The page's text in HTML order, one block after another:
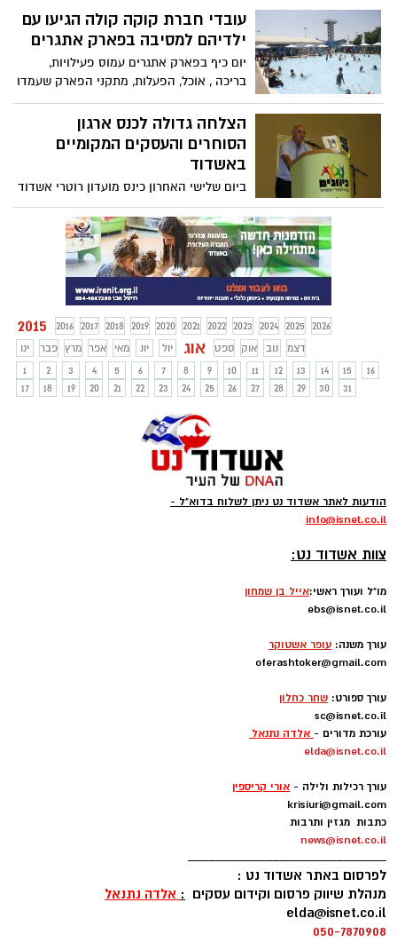
במכללה למינהל אשדוד
עובדי חברת קוקה קולה הגיעו עם
ילדיהם למסיבה בפארק אתגרים
יום כיף בפארק אתגרים עמוס פעילויות,
בריכה , אוכל, הפעלות, מתקני הפארק שעמדו
לרשות הילדים ועוד.משה דנינו הממונה על
התיירות ואדי בן ליש מנכ"ל חופית עשו סיור
לבדוק שהילדים של..... נהנים.
הצלחה גדולה לכנס ארגון
הסוחרים והעסקים המקומיים
באשדוד
ביום שלישי האחרון כינס מועדון רוטרי אשדוד
במרכז כיוונים כ150 סוחרים ובעלי עסקים
לאירוע פתיחת ארגון הסוחרים ובעלי העסקים
באשדוד בליווי מועדון רוטרי אשדוד.
2015 2016 2017 2018 2019 2020 2021 2022 2023 2024 2025
2026
ינו
פבר מרץ אפר מאי יונ יול אוג ספט אוק נוב
דצמ
1
2 3 4 5 6 7 8 9 10 11 12 13 14 15
16
17
18 19 20 21 22 23 24 25 26 27 28 29 30 31
הודעות לאתר אשדוד נט ניתן לשלוח בדוא"ל -
info@isnet.co.il
צוות אשדוד נט:
מו"ל ועורך ראשי:אייל בן שמחון
ebs@isnet.co.il
עורך משנה: עופר אשטוקר
oferashtoker@gmail.com
עורך ספורט: שחר כחלון
sc@isnet.co.il
עורכת מדורים - אלדה נתנאל
elda@isnet.co.il
עורך רכילות ולילה - אורי קריספין
krisiuri@gmail.com
כתבות מגזין ותרבות
news@isnet.co.il
____________________________
לפרסום באתר אשדוד נט :
מנהלת שיווק פרסום וקידום עסקים : אלדה נתנאל
elda@isnet.co.il
050-7870908